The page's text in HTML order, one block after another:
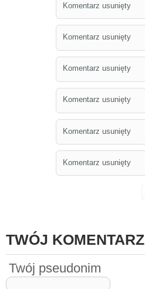
Komentarz usunięty
Komentarz usunięty
Komentarz usunięty
Komentarz usunięty
Komentarz usunięty
Komentarz usunięty
TWÓJ KOMENTARZ
Twój pseudonim